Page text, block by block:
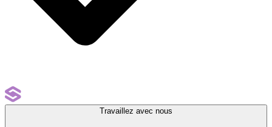
Travaillez avec nous